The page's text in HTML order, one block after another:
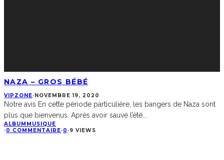
NAZA – GROS BÉBÉ
VIPZONE·NOVEMBRE 19, 2020
Notre avis En cette période particulière, les bangers de Naza sont
plus que bienvenus. Après avoir sauvé l’été
ALBUM MUSIQUE
·0 COMMENTAIRE·0 ·9 VIEWS